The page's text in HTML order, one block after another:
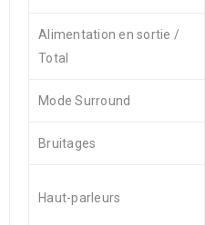
Alimentation en sortie /
Total
Mode Surround
Bruitages
Haut-parleurs